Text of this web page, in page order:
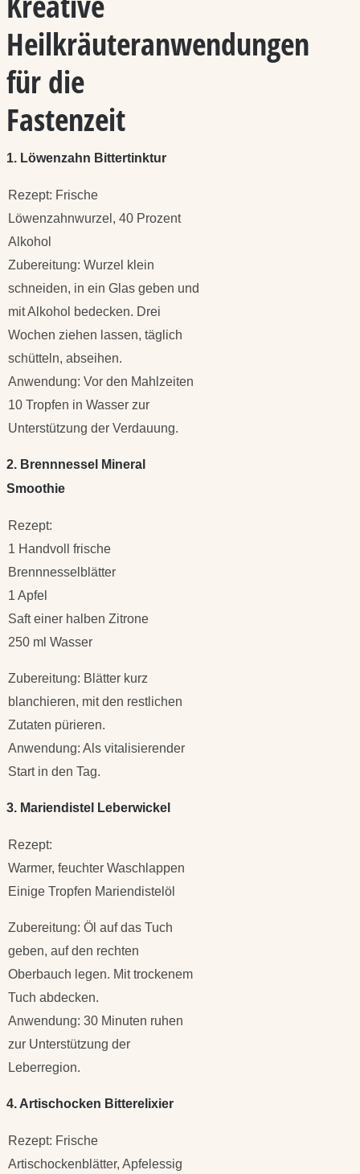
Heilkräuteranwendungen
für die
Fastenzeit
1. Löwenzahn Bittertinktur
Rezept: Frische
Löwenzahnwurzel, 40 Prozent
Alkohol
Zubereitung: Wurzel klein
schneiden, in ein Glas geben und
mit Alkohol bedecken. Drei
Wochen ziehen lassen, täglich
schütteln, abseihen.
Anwendung: Vor den Mahlzeiten
10 Tropfen in Wasser zur
Unterstützung der Verdauung.
2. Brennnessel Mineral
Smoothie
Rezept:
1 Handvoll frische
Brennnesselblätter
1 Apfel
Saft einer halben Zitrone
250 ml Wasser
Zubereitung: Blätter kurz
blanchieren, mit den restlichen
Zutaten pürieren.
Anwendung: Als vitalisierender
Start in den Tag.
3. Mariendistel Leberwickel
Rezept:
Warmer, feuchter Waschlappen
Einige Tropfen Mariendistelöl
Zubereitung: Öl auf das Tuch
geben, auf den rechten
Oberbauch legen. Mit trockenem
Tuch abdecken.
Anwendung: 30 Minuten ruhen
zur Unterstützung der
Leberregion.
4. Artischocken Bitterelixier
Rezept: Frische
Artischockenblätter, Apfelessig